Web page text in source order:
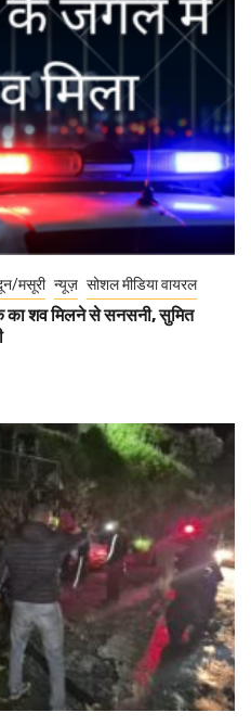
मसूरी न्यूज़ सोशल मीडिया वायरल
शव मिलने से सनसनी, सुमित